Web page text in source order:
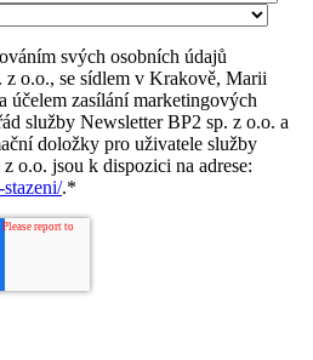
svých osobních údajů
z o.o., se sídlem v Krakově, Marii
účelem zasílání marketingových
služby Newsletter BP2 sp. z o.o. a
doložky pro uživatele služby
o.o. jsou k dispozici na adrese:
.*